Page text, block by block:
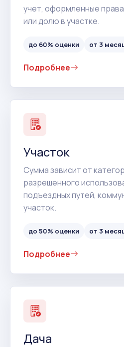
учет, оформленные
или долю в участке.
до 60% оценки от 3
Подробнее
Участок
Сумма зависит от
разрешенного
подъездных путей,
участок.
до 50% оценки от 3
Подробнее
Дача